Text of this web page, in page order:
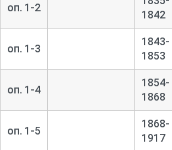
оп. 1-2
1842
оп. 1-3
1843-
1853
оп. 1-4
1854-
1868
оп. 1-5
1868-
1917